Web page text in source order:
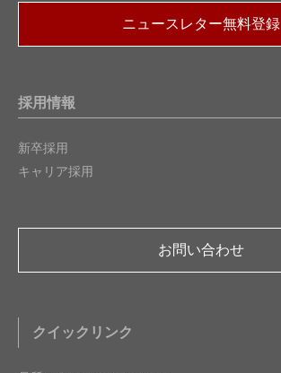
ニュースレター無料登録
採用情報
新卒採用
キャリア採用
お問い合わせ
クイックリンク